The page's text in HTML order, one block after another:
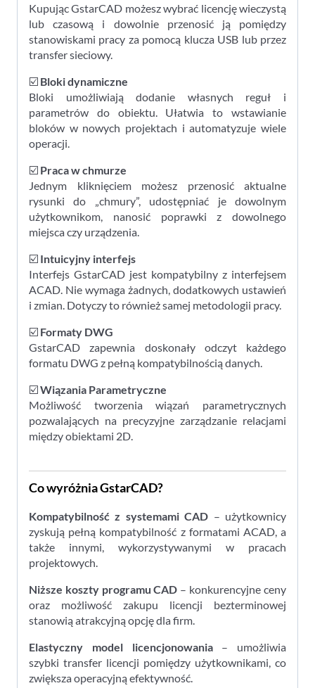
Kupując GstarCAD możesz wybrać licencję wieczystą
lub czasową i dowolnie przenosić ją pomiędzy
stanowiskami pracy za pomocą klucza USB lub przez
transfer sieciowy.
☑️ Bloki dynamiczne
Bloki umożliwiają dodanie własnych reguł i
parametrów do obiektu. Ułatwia to wstawianie
bloków w nowych projektach i automatyzuje wiele
operacji.
☑️ Praca w chmurze
Jednym kliknięciem możesz przenosić aktualne
rysunki do „chmury”, udostępniać je dowolnym
użytkownikom, nanosić poprawki z dowolnego
miejsca czy urządzenia.
☑️ Intuicyjny interfejs
Interfejs GstarCAD jest kompatybilny z interfejsem
ACAD. Nie wymaga żadnych, dodatkowych ustawień
i zmian. Dotyczy to również samej metodologii pracy.
☑️ Formaty DWG
GstarCAD zapewnia doskonały odczyt każdego
formatu DWG z pełną kompatybilnością danych.
☑️Wiązania Parametryczne
Możliwość tworzenia wiązań parametrycznych
pozwalających na precyzyjne zarządzanie relacjami
między obiektami 2D.
Co wyróżnia GstarCAD?
Kompatybilność z systemami CAD – użytkownicy
zyskują pełną kompatybilność z formatami ACAD, a
także innymi, wykorzystywanymi w pracach
projektowych.
Niższe koszty programu CAD – konkurencyjne ceny
oraz możliwość zakupu licencji bezterminowej
stanowią atrakcyjną opcję dla firm.
Elastyczny model licencjonowania– umożliwia
szybki transfer licencji pomiędzy użytkownikami, co
zwiększa operacyjną efektywność.